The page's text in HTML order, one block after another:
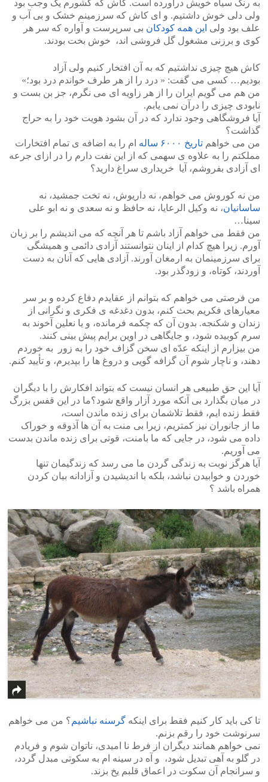
به رنگ سیاه خویش درآورده است. کاش که کشورم یک وجب بود
ولی دلی خوش داشتیم. و ای کاش که سرزمینم خشک و بی آب و
علف بود ولی این همه کودکان بی سرپرست و آواره که سر هر
کوی و برزنی مشغول گل فروشی اند، خوش بخت بودند.
کاش هیچ چیزی نداشتیم که به آن افتخار کنیم ولی آزاد
بودیم… کسی می گفت: « درد را از هر طرف خواندم درد بود؛»
من هم می گویم ایران را از هر زاویه ای می نگرم، جز بن بست و
نابودی چیزی را درآن نمی یابم.
آیا فروشگاهی وجود ندارد که در آن بشود هویت خود را به حراج
گذاشت؟
من می خواهم تاریخ ۶۰۰۰ ساله
ام را به اضافه ی تمام افتخارات
مملکتم را به علاوه ی سهمی که از این نفت دارم را در ازای جرعه
ای آزادی بفروشم، آیا خریداری سراغ دارید؟
من نه کوروش می خواهم، نه داریوش، نه تخت جمشید، نه
ساسانیان، نه وکیل الرعایا، نه حافظ و نه سعدی و نه ابو علی
سینا…
من فقط می خواهم آزاد باشم تا هر آنچه که می اندیشم را بر زبان
آورم. زیرا هیچ کدام از اینان نتوانستند آزادی دائمی و همیشگی
برای سرزمینمان به ارمغان آورند. آزادی هایی که آنان به دست
آوردند، کوتاه، و زودگذر بود.
من فرصتی می خواهم که بتوانم از عقایدم دفاع کرده و بر سر
معیارهای فکریم بحث کنم، بدون دغدغه ی فکری و نگرانی از
زندان و شکنجه. بدون آن که چکمه فرمانده، و یا نعلین آخوند به
سرم کوبیده شود، و جایگاهی در اوین برایم پیش بینی کنند.
من بیزارم از اینکه عدّه ای سخن گزاف خود را به زور به خوردم
دهند، و ناچار شوم آن گزافه گویی و دروغ ها را بپدیرم، و تأیید کنم.
آیا این حق طبیعی هر انسان نیست که بتواند افکارش را با دیگران
در میان بگذارد بی آنکه مورد آزار واقع شود؟ما در این قفس بزرگ
فقط زنده ایم، فقط تلاشمان برای زنده ماندن است،
ما از جانوران نیز کمتریم، زیرا بی منت به آن ها آذوقه و خوراک
داده می شود، در جایی که ما بامنت، قوتی برای زنده ماندن بدست
می آوریم.
آیا هرگز نوبت به زندگی گردن ما می رسد که زندگیمان تنها
خوردن و خوابیدن نباشد، بلکه با اندیشیدن و آزادانه بیان کردن
همراه باشد ؟
تا کی باید کار کنیم فقط برای اینکه گرسنه نباشیم؟ من می خواهم
سرنوشت خود را رقم بزنم.
نمی خواهم همانند دیگران از فرط نا امیدی، ناتوان شوم و فریادم
در گلو به آهی تبدیل شود، و آه در سینه ام به سکوتی مبدل گردد،
و سرانجام آن سکوت در اعماق قلبم یخ بزند.